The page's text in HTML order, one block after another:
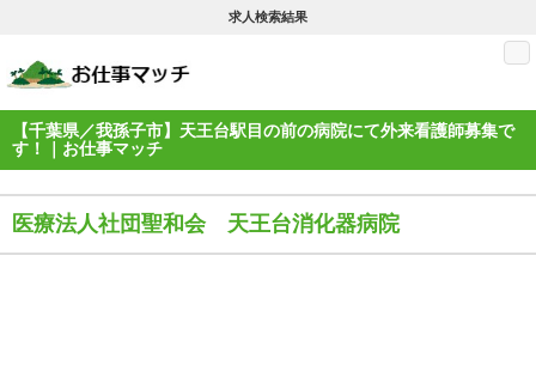
求人検索結果
【千葉県／我孫子市】天王台駅目の前の病院にて外来看護師募集で
す！｜お仕事マッチ
医療法人社団聖和会 天王台消化器病院